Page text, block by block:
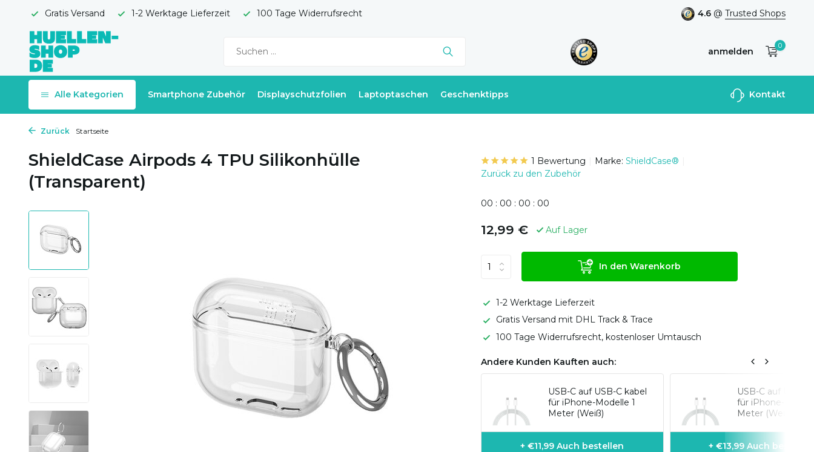
Gratis Versand 1-2 Werktage Lieferzeit 100 Tage Widerrufsrecht 4.6 @ Trusted Shops
anmelden
Benutzerkonto
0
Alle Kategorien Smartphone Zubehör Displayschutzfolien Laptoptaschen Geschenktipps Kontakt
Zurück Startseite
ShieldCase Airpods 4 TPU Silikonhülle
(Transparent)
1 Bewertung Marke: ShieldCase®
Zurück zu den Zubehör
00 : 00 : 00 : 00
12,99 € Auf Lager
In den Warenkorb
1-2 Werktage Lieferzeit
Gratis Versand mit DHL Track & Trace
100 Tage Widerrufsrecht, kostenloser Umtausch
Andere Kunden Kauften auch:
USB-C auf USB-C kabel
für iPhone-Modelle 1
Meter (Weiß)
+ €11,99 Auch bestellen
USB-C auf USB-C
für iPhone-
Meter (Weiß)
+ €13,99 Auch bestellen